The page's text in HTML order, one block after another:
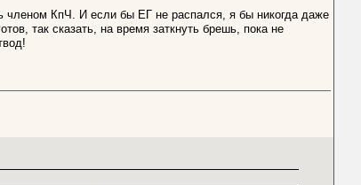
членом КпЧ. И если бы ЕГ не распался, я бы никогда даже
так сказать, на время заткнуть брешь, пока не